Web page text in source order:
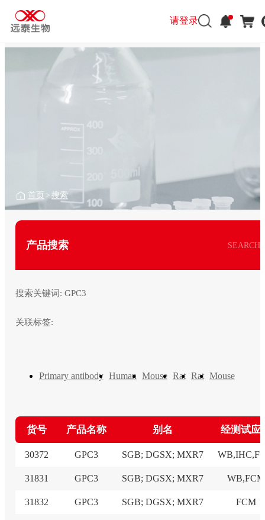
请登录
产品搜索 SEARCH
首页 > 搜索
搜索关键词: GPC3
关联标签:
Primary antibody Human Mouse Rat Rat Mouse
货号 产品名称 别名 经测试应
30372 GPC3 SGB; DGSX; MXR7
31831 GPC3 SGB; DGSX; MXR7 WB,FCM
31832 GPC3 SGB; DGSX; MXR7 FCM